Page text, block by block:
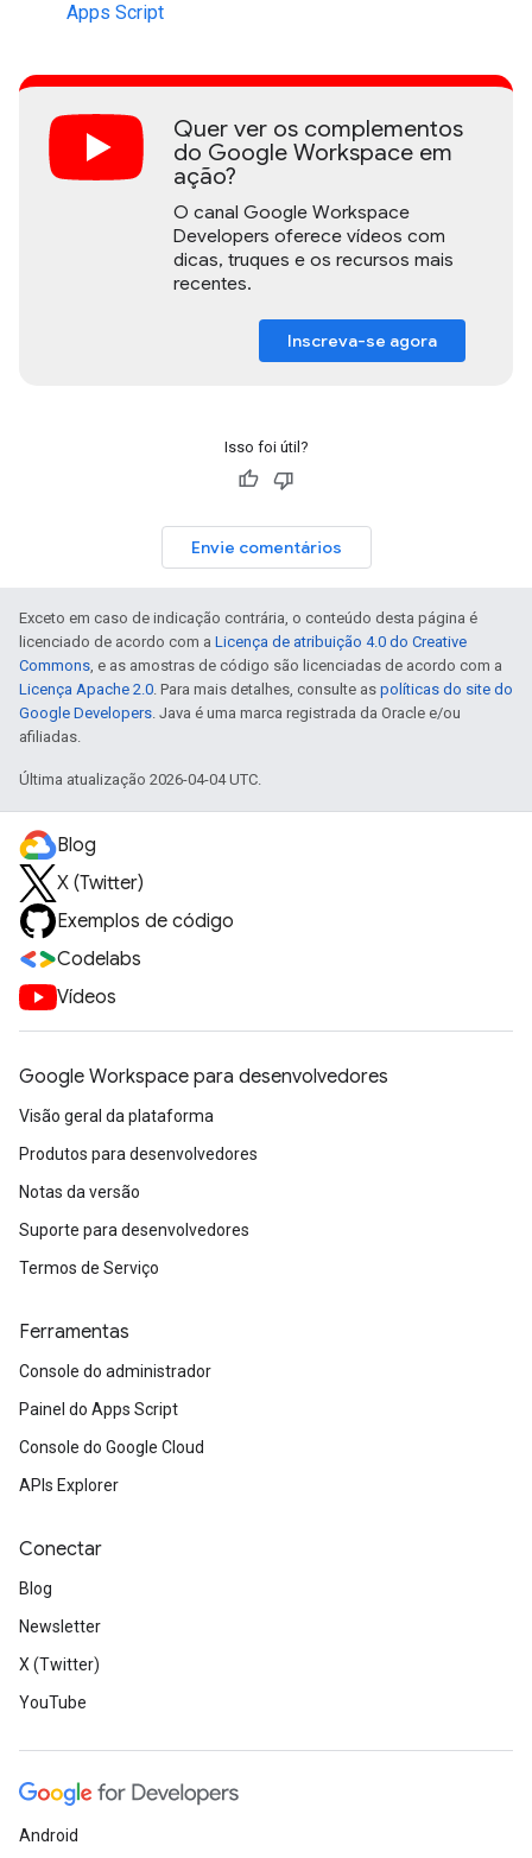
Apps Script
Quer ver os complementos
do Google Workspace em
ação?
O canal Google Workspace
Developers oferece vídeos com
dicas, truques e os recursos mais
recentes.
Inscreva-se agora
Isso foi útil?
Envie comentários
Exceto em caso de indicação contrária, o conteúdo desta página é
licenciado de acordo com a Licença de atribuição 4.0 do Creative
Commons, e as amostras de código são licenciadas de acordo com a
Licença Apache 2.0. Para mais detalhes, consulte as políticas do site do
Google Developers. Java é uma marca registrada da Oracle e/ou
afiliadas.
Última atualização 2026-04-04 UTC.
Blog
X (Twitter)
Exemplos de código
Codelabs
Vídeos
Google Workspace para desenvolvedores
Visão geral da plataforma
Produtos para desenvolvedores
Notas da versão
Suporte para desenvolvedores
Termos de Serviço
Ferramentas
Console do administrador
Painel do Apps Script
Console do Google Cloud
APIs Explorer
Conectar
Blog
Newsletter
X (Twitter)
YouTube
Android